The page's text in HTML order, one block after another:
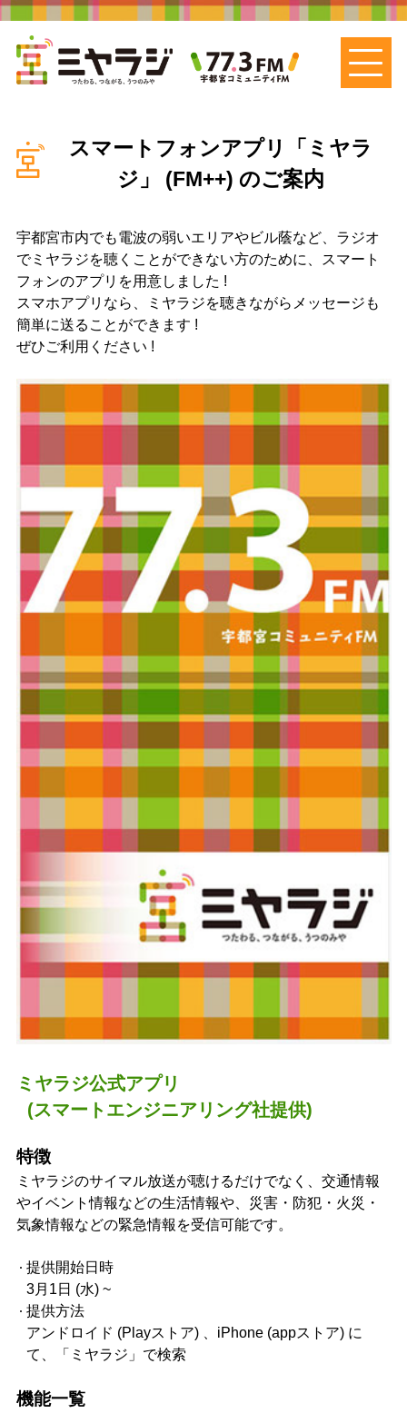
028-666-7878
スマートフォンアプリ「ミヤラ
ジ」 (FM++) のご案内
宇都宮市内でも電波の弱いエリアやビル蔭など、ラジオ
でミヤラジを聴くことができない方のために、スマート
フォンのアプリを用意しました !
スマホアプリなら、ミヤラジを聴きながらメッセージも
簡単に送ることができます !
ぜひご利用ください !
ミヤラジ公式アプリ
(スマートエンジニアリング社提供)
特徴
ミヤラジのサイマル放送が聴けるだけでなく、交通情報
やイベント情報などの生活情報や、災害・防犯・火災・
気象情報などの緊急情報を受信可能です。
提供開始日時
3月1日 (水) ~
提供方法
アンドロイド (Playストア) 、iPhone (appストア) に
て、「ミヤラジ」で検索
機能一覧